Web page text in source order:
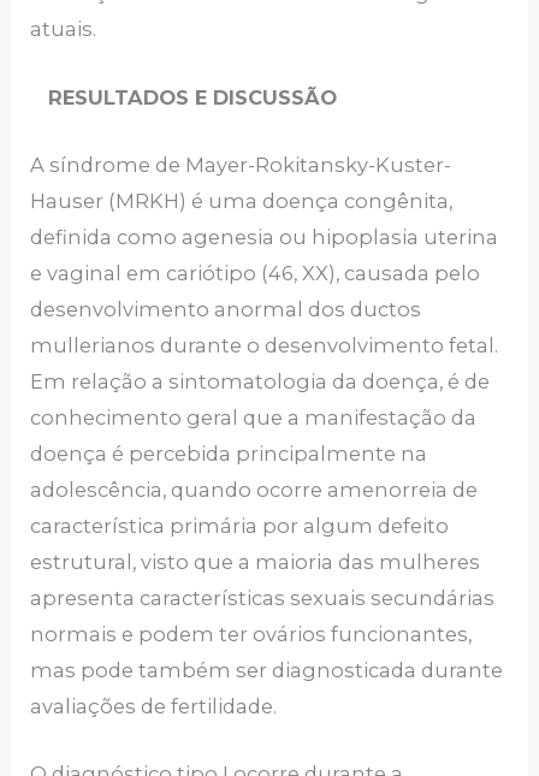
atuais.
RESULTADOS E DISCUSSÃO
A síndrome de Mayer-Rokitansky-Kuster-
Hauser (MRKH) é uma doença congênita,
definida como agenesia ou hipoplasia uterina
e vaginal em cariótipo (46, XX), causada pelo
desenvolvimento anormal dos ductos
mullerianos durante o desenvolvimento fetal.
Em relação a sintomatologia da doença, é de
conhecimento geral que a manifestação da
doença é percebida principalmente na
adolescência, quando ocorre amenorreia de
característica primária por algum defeito
estrutural, visto que a maioria das mulheres
apresenta características sexuais secundárias
normais e podem ter ovários funcionantes,
mas pode também ser diagnosticada durante
avaliações de fertilidade.